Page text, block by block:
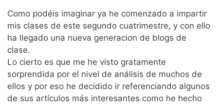
Como podéis imaginar ya he comenzado a impartir
mis clases de este segundo cuatrimestre, y con ello
ha llegado una nueva generacion de blogs de
clase.
Lo cierto es que me he visto gratamente
sorprendida por el nivel de análisis de muchos de
ellos y por eso he decidido ir referenciando algunos
de sus artículos más interesantes como he hecho